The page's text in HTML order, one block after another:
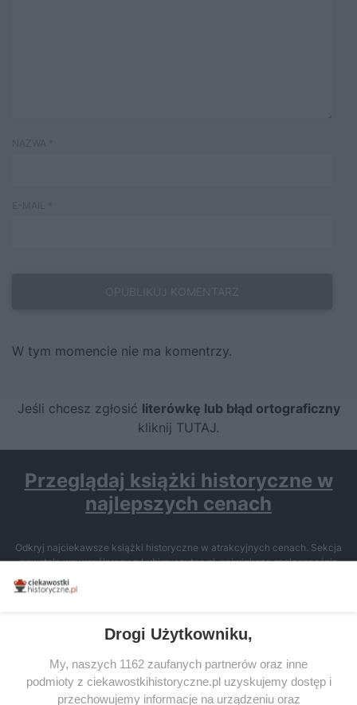
W tym momencie nie ma komentrzy.
Jeśli chcesz zgłosić literówkę lub błąd ortograficzny
kliknij TUTAJ.
Przeglądaj książki historyczne w
najlepszych cenach
Odkryj najciekawsze książki historyczne w atrakcyjnych cenach. Sekcja
powstała we współpracy z Lubimyczytac.pl, największą społecznością
miłośników literatury w Polsce – dzięki temu możesz wybierać spośród
tytułów najwyżej ocenianych przez czytelników.
SERWIS
Drogi Użytkowniku,
My, naszych 1162 zaufanych partnerów oraz inne
podmioty z ciekawostkihistoryczne.pl uzyskujemy dostęp i
przechowujemy informacje na urządzeniu oraz